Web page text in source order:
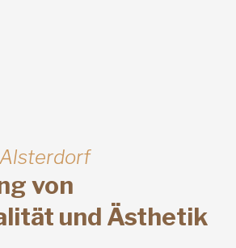
von
und Ästhetik